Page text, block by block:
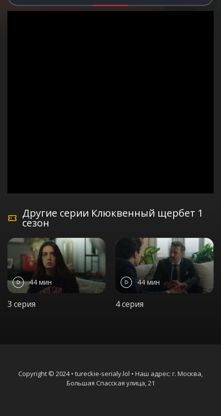
Другие серии Клюквенный щербет 1
сезон
44 мин
3 серия
44 мин
4 серия
Copyright © 2024 • tureckie-serialy.lol • Наш адрес: г. Москва,
Большая Спасская улица, 21